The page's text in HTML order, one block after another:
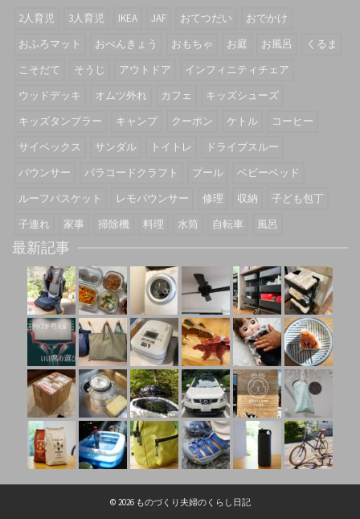
2人育児 3人育児 IKEA JAF おてつだい
おでかけ
おふろマット
おべんきょう おもちゃ お庭 お風呂
くるま
こそだて
そうじ アウトドア
インフィニティチェア
ウッドデッキ
オムツ外れ カフェ
キッズシューズ
キッズタンブラー
キャンプ クーポン ケトル
コーヒー
サイベックス
サンダル トイトレ
ドライブスルー
バウンサー
パラコードクラフト プール
ベビーベッド
ルーフバスケット
レモバウンサー 修理 収納
子ども包丁
子連れ
家事 掃除機 料理 水筒 自転車 風呂
最新記事
© 2026 ものづくり夫婦のくらし日記